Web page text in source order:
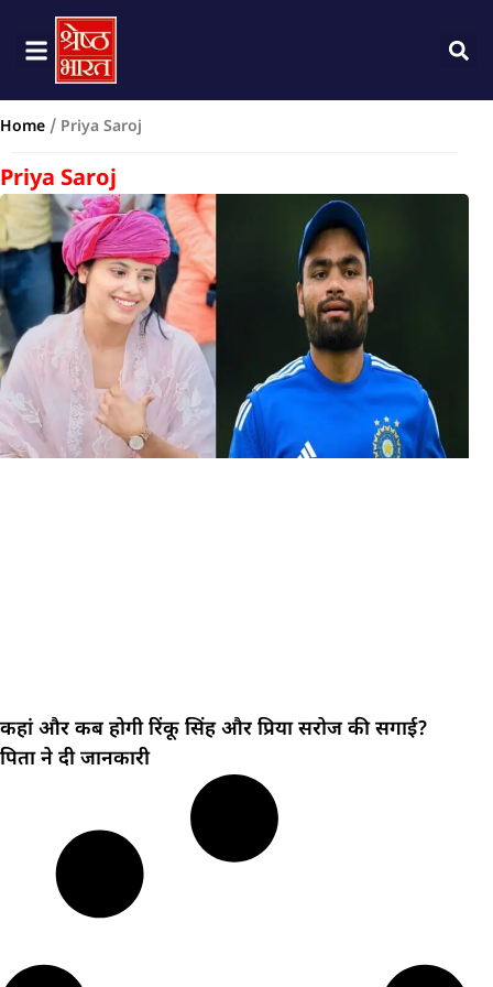
Home / Priya Saroj
Priya Saroj
कहां और कब होगी रिंकू सिंह और प्रिया सरोज की सगाई?
पिता ने दी जानकारी